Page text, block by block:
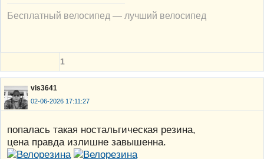
Бесплатный велосипед — лучший велосипед
1
vis3641
02-06-2026 17:11:27
попалась такая ностальгическая резина,
цена правда излишне завышенна.